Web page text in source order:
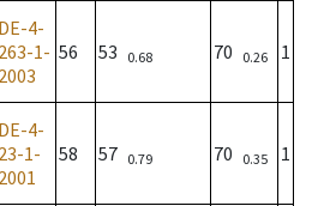
DE-4-
263-1-
2003
56 53 0.68 70 0.26 1
DE-4-
23-1-
2001
58 57 0.79 70 0.35 1